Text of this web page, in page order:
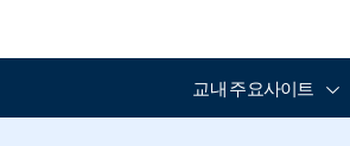
교내 주요사이트